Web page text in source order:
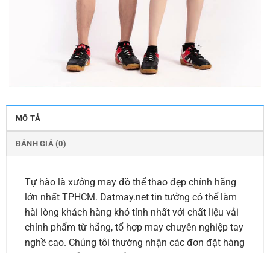
MÔ TẢ
ĐÁNH GIÁ (0)
Tự hào là xưởng may đồ thể thao đẹp chính hãng
lớn nhất TPHCM. Datmay.net tin tưởng có thể làm
hài lòng khách hàng khó tính nhất với chất liệu vải
chính phẩm từ hãng, tổ hợp may chuyên nghiệp tay
nghề cao. Chúng tôi thường nhận các đơn đặt hàng